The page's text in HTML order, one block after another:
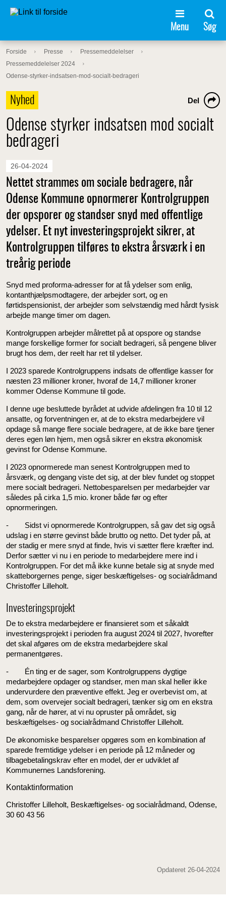
Menu Søg
Forside Presse
Pressemeddelelser
Pressemeddelelser 2024
Odense-styrker-indsatsen-mod-socialt-bedrageri
Nyhed
Odense styrker indsatsen mod socialt
bedrageri
Del
26-04-2024
Nettet strammes om sociale bedragere, når
Odense Kommune opnormerer Kontrolgruppen
der opsporer og standser snyd med offentlige
ydelser. Et nyt investeringsprojekt sikrer, at
Kontrolgruppen tilføres to ekstra årsværk i en
treårig periode
Snyd med proforma-adresser for at få ydelser som enlig,
kontanthjælpsmodtagere, der arbejder sort, og en
førtidspensionist, der arbejder som selvstændig med hårdt fysisk
arbejde mange timer om dagen.
Kontrolgruppen arbejder målrettet på at opspore og standse
mange forskellige former for socialt bedrageri, så pengene bliver
brugt hos dem, der reelt har ret til ydelser.
I 2023 sparede Kontrolgruppens indsats de offentlige kasser for
næsten 23 millioner kroner, hvoraf de 14,7 millioner kroner
kommer Odense Kommune til gode.
I denne uge besluttede byrådet at udvide afdelingen fra 10 til 12
ansatte, og forventningen er, at de to ekstra medarbejdere vil
opdage så mange flere sociale bedragere, at de ikke bare tjener
deres egen løn hjem, men også sikrer en ekstra økonomisk
gevinst for Odense Kommune.
I 2023 opnormerede man senest Kontrolgruppen med to
årsværk, og dengang viste det sig, at der blev fundet og stoppet
mere socialt bedrageri. Nettobesparelsen per medarbejder var
således på cirka 1,5 mio. kroner både før og efter
opnormeringen.
- Sidst vi opnormerede Kontrolgruppen, så gav det sig også
udslag i en større gevinst både brutto og netto. Det tyder på, at
der stadig er mere snyd at finde, hvis vi sætter flere kræfter ind.
Derfor sætter vi nu i en periode to medarbejdere mere ind i
Kontrolgruppen. For det må ikke kunne betale sig at snyde med
skatteborgernes penge, siger beskæftigelses- og socialrådmand
Christoffer Lilleholt.
Investeringsprojekt
De to ekstra medarbejdere er finansieret som et såkaldt
investeringsprojekt i perioden fra august 2024 til 2027, hvorefter
det skal afgøres om de ekstra medarbejdere skal
permanentgøres.
- Én ting er de sager, som Kontrolgruppens dygtige
medarbejdere opdager og standser, men man skal heller ikke
undervurdere den præventive effekt. Jeg er overbevist om, at
dem, som overvejer socialt bedrageri, tænker sig om en ekstra
gang, når de hører, at vi nu opruster på området, sig
beskæftigelses- og socialrådmand Christoffer Lilleholt.
De økonomiske besparelser opgøres som en kombination af
sparede fremtidige ydelser i en periode på 12 måneder og
tilbagebetalingskrav efter en model, der er udviklet af
Kommunernes Landsforening.
Kontaktinformation
Christoffer Lilleholt, Beskæftigelses- og socialrådmand, Odense,
30 60 43 56
Opdateret 26-04-2024